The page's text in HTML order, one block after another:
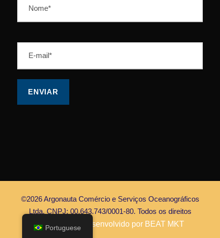
©2026 Argonauta Comércio e Serviços Oceanográficos
Ltda. CNPJ: 00.643.743/0001-80. Todos os direitos
Reservados |
Desenvolvido por BEAT MKT
Portuguese